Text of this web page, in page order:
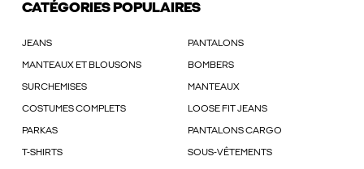
CATÉGORIES POPULAIRES
JEANS PANTALONS
MANTEAUX ET BLOUSONS BOMBERS
SURCHEMISES MANTEAUX
COSTUMES COMPLETS LOOSE FIT JEANS
PARKAS PANTALONS CARGO
T-SHIRTS SOUS-VÊTEMENTS